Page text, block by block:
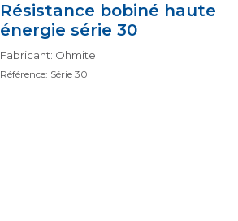
Résistance bobiné haute
énergie série 30
Fabricant: Ohmite
Référence: Série 30